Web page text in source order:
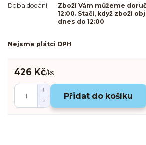
Doba dodání
Zboží Vám můžeme
12:00. Stačí, když zboží
dnes do 12:00
Nejsme plátci DPH
426 Kč/ks
Přidat do košíku